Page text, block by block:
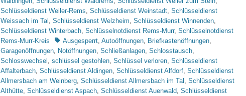
Schlüsseldienst Weiler-Rems, Schlüsseldienst Weinstadt, Schlüsseldienst
Weissach im Tal , Schlüsseldienst Welzheim, Schlüsseldienst Winnenden,
Schlüsseldienst Winterbach, Schlüsselnotdienst Rems-Murr, Schlüsselnotdienst
Rems-Murr-Kreis
Schlagworte
Ausgesperrt, Autoöffnungen, Briefkastenöffnungen,
Garagenöffnungen, Notöffnungen, Schließanlagen, Schlosstausch,
Schlosswechsel , schlüssel gestohlen, Schlüssel verloren, Schlüsseldienst
Affalterbach, Schlüsseldienst Aldingen, Schlüsseldienst Alfdorf, Schlüsseldienst
Allmersbach am Weinberg, Schlüsseldienst Allmersbach im Tal , Schlüsseldienst
Althütte, Schlüsseldienst Aspach, Schlüsseldienst Auenwald, Schlüsseldienst